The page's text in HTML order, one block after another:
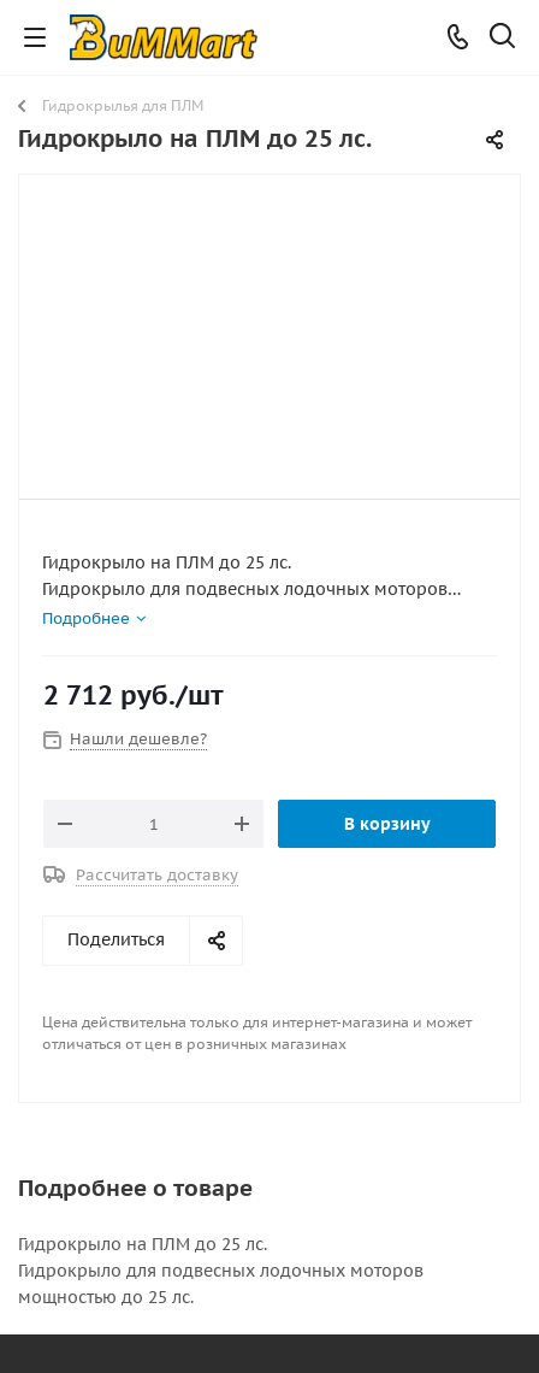
Гидрокрылья для ПЛМ
Гидрокрыло на ПЛМ до 25 лс.
Гидрокрыло на ПЛМ до 25 лс.
Гидрокрыло для подвесных лодочных моторов
мощностью до 25 лс.
Подробнее
2 712 руб./шт
Нашли дешевле?
В корзину
Рассчитать доставку
Поделиться
Цена действительна только для интернет-магазина и может
отличаться от цен в розничных магазинах
Подробнее о товаре
Гидрокрыло на ПЛМ до 25 лс.
Гидрокрыло для подвесных лодочных моторов
мощностью до 25 лс.